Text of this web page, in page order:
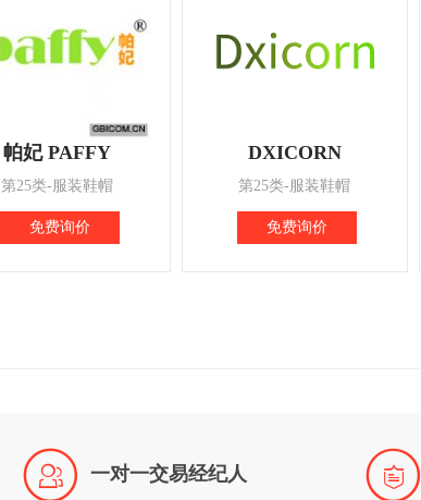
帕妃 PAFFY
第25类-服装鞋帽
免费询价
DXICORN
第25类-服装鞋帽
免费询价
 一对一交易经纪人 